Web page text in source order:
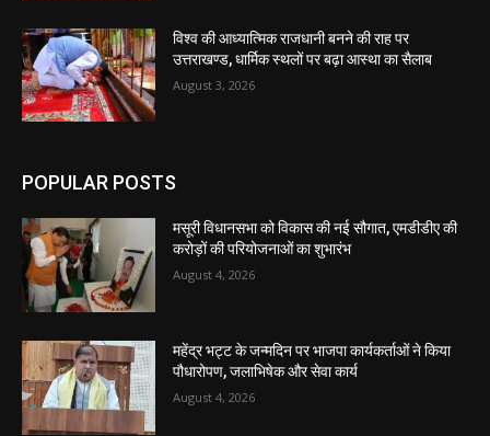
विश्व की आध्यात्मिक राजधानी बनने की राह पर
उत्तराखण्ड, धार्मिक स्थलों पर बढ़ा आस्था का सैलाब
August 3, 2026
POPULAR POSTS
मसूरी विधानसभा को विकास की नई सौगात, एमडीडीए की
करोड़ों की परियोजनाओं का शुभारंभ
August 4, 2026
महेंद्र भट्ट के जन्मदिन पर भाजपा कार्यकर्ताओं ने किया
पौधारोपण, जलाभिषेक और सेवा कार्य
August 4, 2026